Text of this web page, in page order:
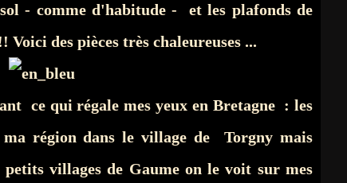
- comme d'habitude - et les plafonds de
des pièces très chaleureuses ...
ce qui régale mes yeux en Bretagne : les
ma région dans le village de Torgny mais
villages de Gaume on le voit sur mes